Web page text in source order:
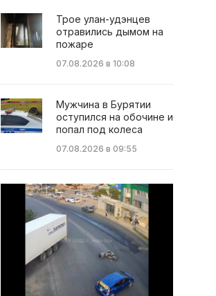
Трое улан-удэнцев
отравились дымом на
пожаре
07.08.2026 в 10:08
Мужчина в Бурятии
оступился на обочине и
попал под колеса
07.08.2026 в 09:55